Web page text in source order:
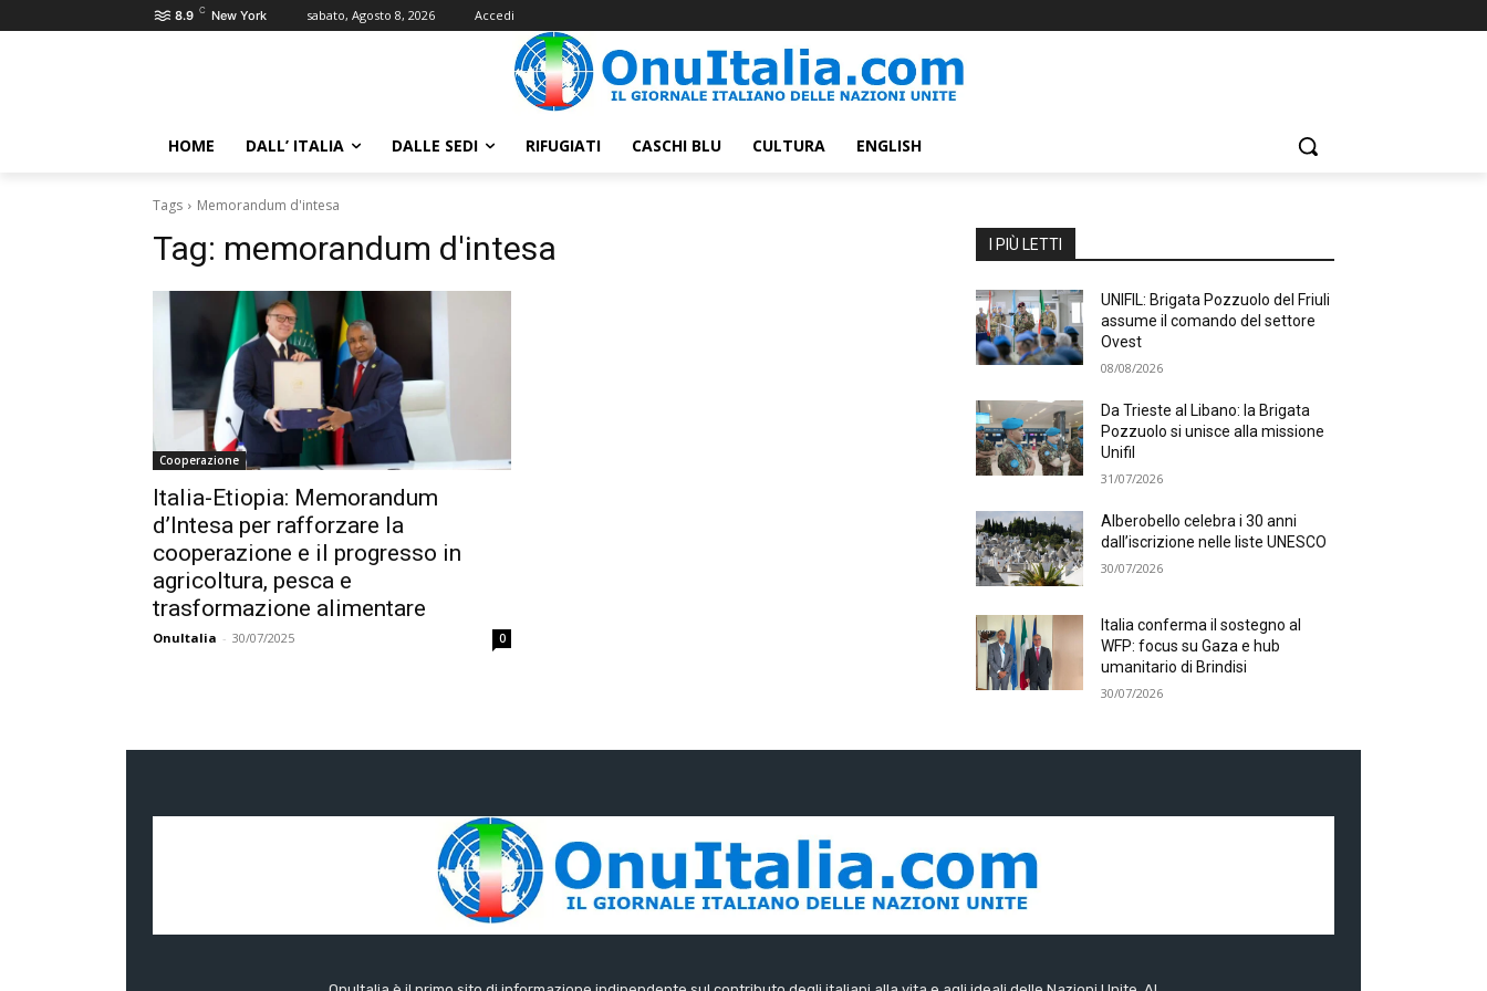
8.9 C New York sabato, Agosto 8, 2026 Accedi
HOME DALL’ ITALIA DALLE SEDI RIFUGIATI CASCHI BLU CULTURA ENGLISH
Tags Memorandum d'intesa
Tag: memorandum d'intesa
Cooperazione
Italia-Etiopia: Memorandum
d’Intesa per rafforzare la
cooperazione e il progresso in
agricoltura, pesca e
trasformazione alimentare
OnuItalia - 30/07/2025 0
I PIÙ LETTI
UNIFIL: Brigata Pozzuolo del Friuli
assume il comando del settore
Ovest
08/08/2026
Da Trieste al Libano: la Brigata
Pozzuolo si unisce alla missione
Unifil
31/07/2026
Alberobello celebra i 30 anni
dall’iscrizione nelle liste UNESCO
30/07/2026
Italia conferma il sostegno al
WFP: focus su Gaza e hub
umanitario di Brindisi
30/07/2026